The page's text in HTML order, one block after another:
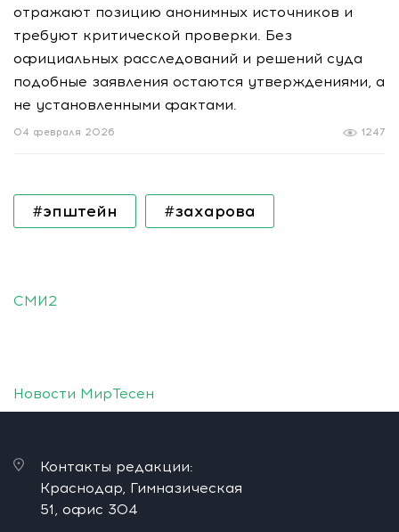
отражают позицию анонимных источников и
требуют критической проверки. Без
официальных расследований и решений суда
подобные заявления остаются утверждениями, а
не установленными фактами.
1247
04 февраля 2026
#эпштейн #захарова
СМИ2
Новости МирТесен
Контакты редакции:
Краснодар, Гимназическая
51, офис 304